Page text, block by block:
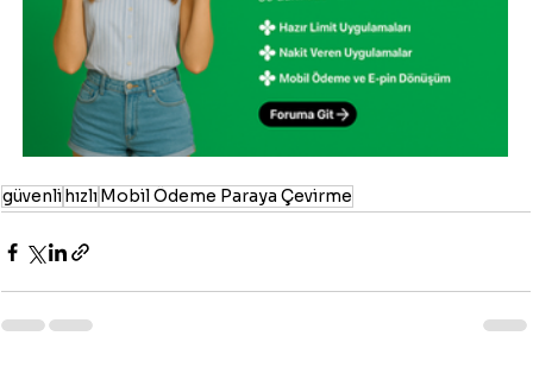
güvenli hızlı Mobil Ödeme Paraya Çevirme